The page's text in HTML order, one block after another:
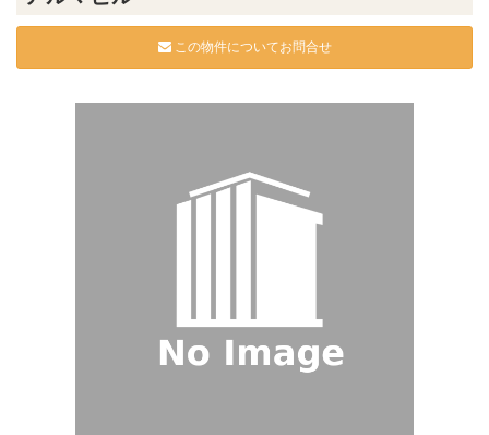
この物件についてお問合せ